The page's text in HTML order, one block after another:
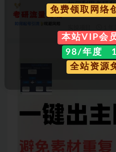
如何利用考研
心路历程
免费领取网络
本站VIP会
98/年度
全站资源